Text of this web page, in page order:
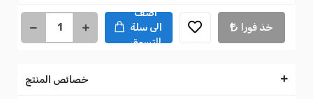
اضف
الى سلة
التسوق
خذ فورا
خصائص المنتج